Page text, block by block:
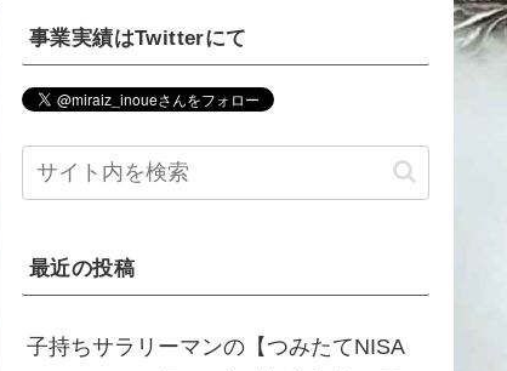
事業実績はTwitterにて
最近の投稿
子持ちサラリーマンの【つみたてNISA